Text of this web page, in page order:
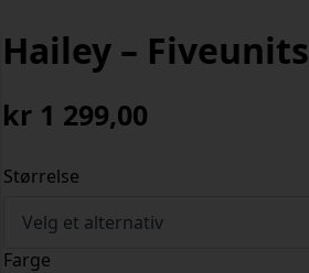
Hailey – Fiveunits
kr 1 299,00
Størrelse
Farge